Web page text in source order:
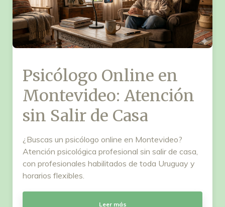
Psicólogo Online en
Montevideo: Atención
sin Salir de Casa
¿Buscas un psicólogo online en Montevideo?
Atención psicológica profesional sin salir de casa,
con profesionales habilitados de toda Uruguay y
horarios flexibles.
Leer más